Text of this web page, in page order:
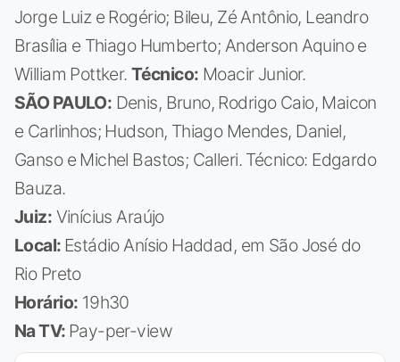
Jorge Luiz e Rogério; Bileu, Zé Antônio, Leandro
Brasília e Thiago Humberto; Anderson Aquino e
William Pottker.Técnico: Moacir Junior.
SÃO PAULO: Denis, Bruno, Rodrigo Caio, Maicon
e Carlinhos; Hudson, Thiago Mendes, Daniel,
Ganso e Michel Bastos; Calleri. Técnico: Edgardo
Bauza.
Juiz: Vinícius Araújo
Local: Estádio Anísio Haddad, em São José do
Rio Preto
Horário: 19h30
Na TV: Pay-per-view